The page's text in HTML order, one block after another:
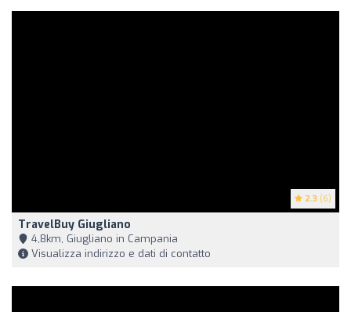
2.3 (6)
TravelBuy Giugliano
4,8km, Giugliano in Campania
Visualizza indirizzo e dati di contatto